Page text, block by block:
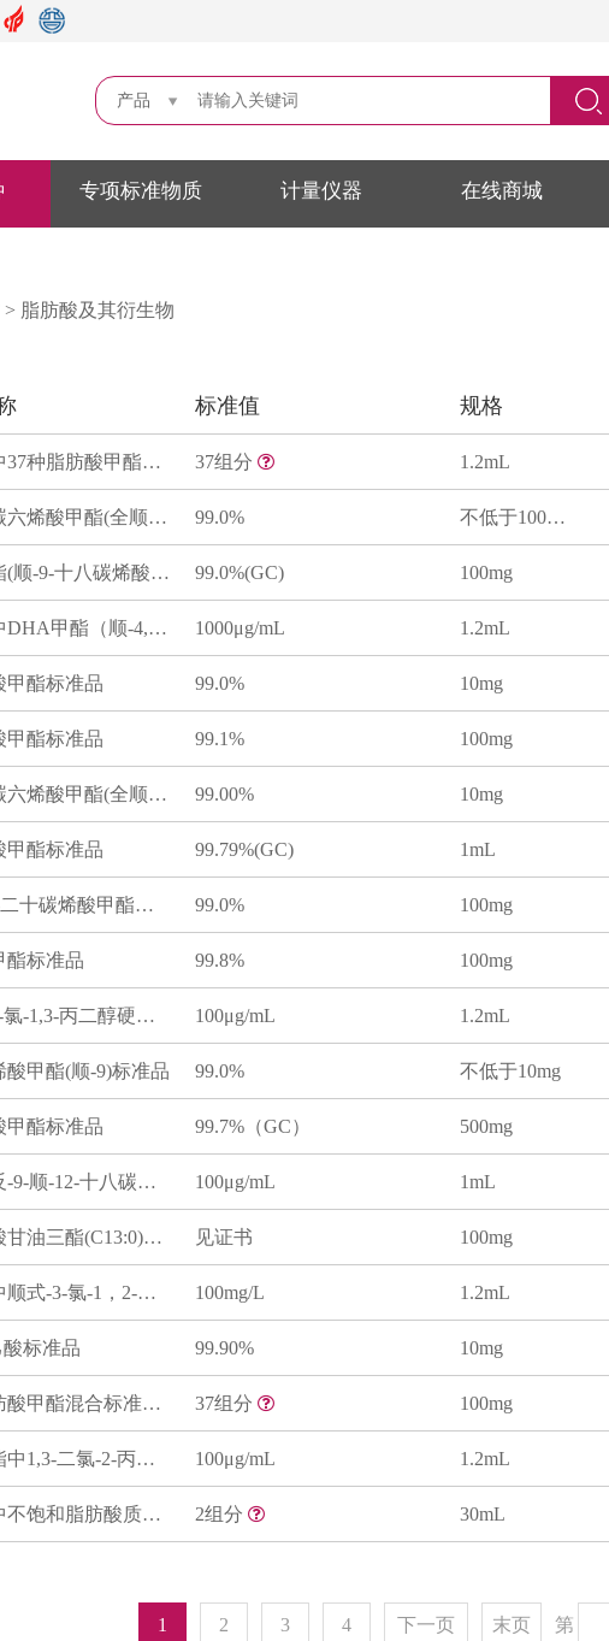
产品
专项标准物质 计量仪器 在线商城
> 脂肪酸及其衍生物
标准值 规格
异辛烷中37种脂肪酸甲酯混合溶液标准物质 37组分 1.2mL
二十二碳六烯酸甲酯(全顺式-4,7,10,13,16,19)标准品 99.0% 不低于100mg
油酸甲酯(顺-9-十八碳烯酸甲酯)标准品 99.0%(GC) 100mg
正己烷中DHA甲酯（顺-4,7,10,13,16,19-二十二碳六烯酸甲酯）溶液标准物质 1000μg/mL 1.2mL
甲酯标准品 99.0% 10mg
甲酯标准品 99.1% 100mg
二十二碳六烯酸甲酯(全顺式-4,7,10,13,16,19)标准品 99.00% 10mg
甲酯标准品 99.79%(GC) 1mL
顺式-11-二十碳烯酸甲酯标准品 99.0% 100mg
酯标准品 99.8% 100mg
甲苯中2-氯-1,3-丙二醇硬脂酸双酯-D5同位素溶液标准物质 100μg/mL 1.2mL
酸甲酯(顺-9)标准品 99.0% 不低于10mg
甲酯标准品 99.7%（GC） 500mg
甲醇中反-9-顺-12-十八碳二烯酸甲酯溶液标准物质 100μg/mL 1mL
十三烷酸甘油三酯(C13:0)标准品 见证书 100mg
异辛烷中顺式-3-氯-1，2-丙二醇棕榈酸二酯溶液标准物质 100mg/L 1.2mL
标准品 99.90% 10mg
37种脂肪酸甲酯混合标准品(GB 5009.168-2016) 37组分 100mg
乙酸乙酯中1,3-二氯-2-丙醇溶液标准物质 100μg/mL 1.2mL
植物油中不饱和脂肪酸质控样品 2组分 30mL
1 2 3 4 下一页 末页 第